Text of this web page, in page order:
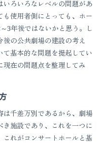
ろいろなレベルの問題があ
使用者側にとっても、ホー
3年後ではないかと思う。し
の公共劇場の建設の考え
基本的な問題を提起してい
現在の問題点を整理してみ
千差万別であるから、劇場
き施設であり、これを一つに
これがコンサートホールと基